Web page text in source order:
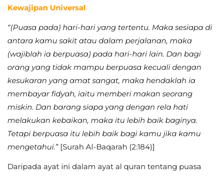
Kewajipan Universal
“(Puasa pada) hari-hari yang tertentu. Maka sesiapa di
antara kamu sakit atau dalam perjalanan, maka
(wajiblah ia berpuasa) pada hari-hari lain. Dan bagi
orang yang tidak mampu berpuasa kecuali dengan
kesukaran yang amat sangat, maka hendaklah ia
membayar fidyah, iaitu memberi makan seorang
miskin. Dan barang siapa yang dengan rela hati
melakukan kebaikan, maka itu lebih baik baginya.
Tetapi berpuasa itu lebih baik bagi kamu jika kamu
mengetahui.”[Surah Al-Baqarah (2:184)]
Daripada ayat ini dalam ayat al quran tentang puasa